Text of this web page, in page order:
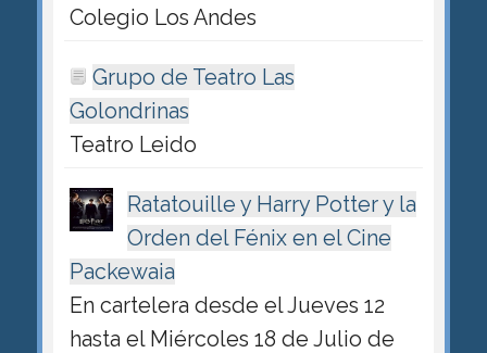
Colegio Los Andes
Grupo de Teatro Las
Golondrinas
Teatro Leido
Ratatouille y Harry Potter y la
Orden del Fénix en el Cine
Packewaia
En cartelera desde el Jueves 12
hasta el Miércoles 18 de Julio de